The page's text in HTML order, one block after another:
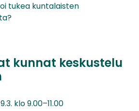
tukea kuntalaisten
kunnat keskustelu
klo 9.00–11.00